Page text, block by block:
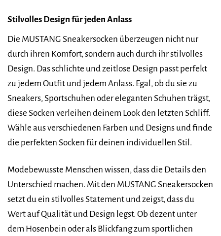
Stilvolles Design für jeden Anlass
Die MUSTANG Sneakersocken überzeugen nicht nur
durch ihren Komfort, sondern auch durch ihr stilvolles
Design. Das schlichte und zeitlose Design passt perfekt
zu jedem Outfit und jedem Anlass. Egal, ob du sie zu
Sneakers, Sportschuhen oder eleganten Schuhen trägst,
diese Socken verleihen deinem Look den letzten Schliff.
Wähle aus verschiedenen Farben und Designs und finde
die perfekten Socken für deinen individuellen Stil.
Modebewusste Menschen wissen, dass die Details den
Unterschied machen. Mit den MUSTANG Sneakersocken
setzt du ein stilvolles Statement und zeigst, dass du
Wert auf Qualität und Design legst. Ob dezent unter
dem Hosenbein oder als Blickfang zum sportlichen